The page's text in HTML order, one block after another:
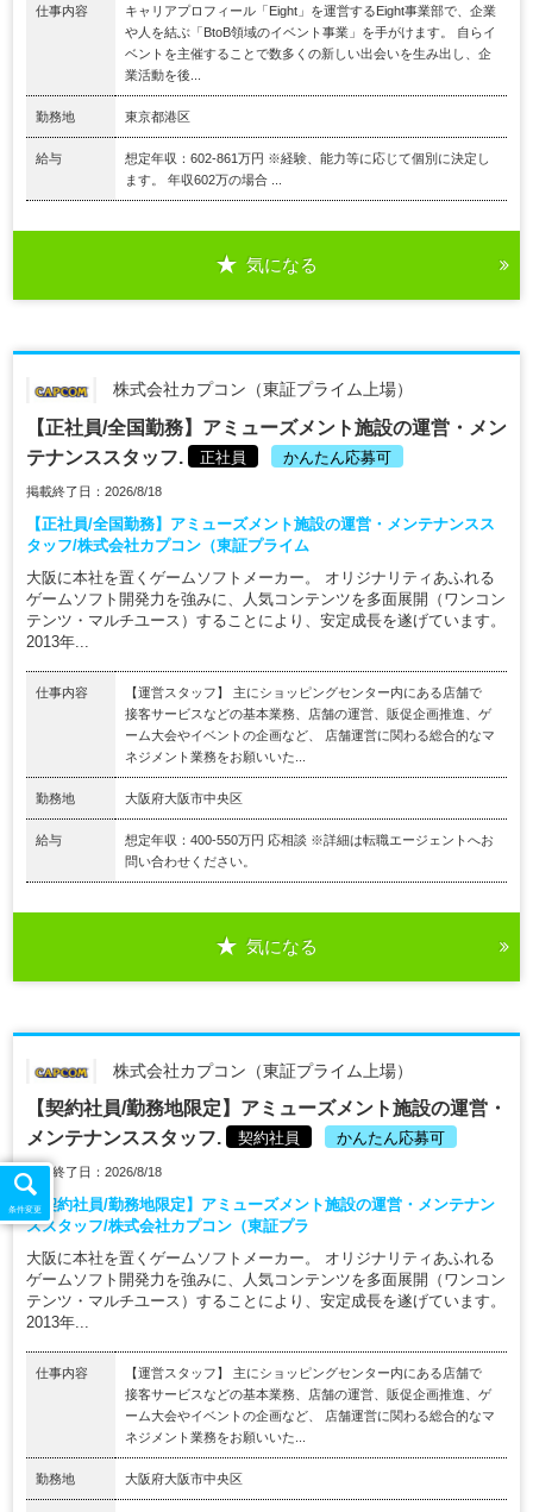
仕事内容
キャリアプロフィール「Eight」を運営するEight事業部で、企業
や人を結ぶ「BtoB領域のイベント事業」を手がけます。 自らイ
ベントを主催することで数多くの新しい出会いを生み出し、企
業活動を後...
勤務地 東京都港区
給与
想定年収：602-861万円 ※経験、能力等に応じて個別に決定し
ます。 年収602万の場合 ...
気になる
株式会社カプコン（東証プライム上場）
【正社員/全国勤務】アミューズメント施設の運営・メン
テナンススタッフ.
正社員 かんたん応募可
掲載終了日：2026/8/18
【正社員/全国勤務】アミューズメント施設の運営・メンテナンスス
タッフ/株式会社カプコン（東証プライム
大阪に本社を置くゲームソフトメーカー。 オリジナリティあふれる
ゲームソフト開発力を強みに、人気コンテンツを多面展開（ワンコン
テンツ・マルチユース）することにより、安定成長を遂げています。
2013年...
仕事内容
【運営スタッフ】 主にショッピングセンター内にある店舗で
接客サービスなどの基本業務、店舗の運営、販促企画推進、ゲ
ーム大会やイベントの企画など、 店舗運営に関わる総合的なマ
ネジメント業務をお願いいた...
勤務地 大阪府大阪市中央区
給与
想定年収：400-550万円 応相談 ※詳細は転職エージェントへお
問い合わせください。
気になる
株式会社カプコン（東証プライム上場）
【契約社員/勤務地限定】アミューズメント施設の運営・
メンテナンススタッフ.
契約社員 かんたん応募可
掲載終了日：2026/8/18
【契約社員/勤務地限定】アミューズメント施設の運営・メンテナン
ススタッフ/株式会社カプコン（東証プラ
大阪に本社を置くゲームソフトメーカー。 オリジナリティあふれる
ゲームソフト開発力を強みに、人気コンテンツを多面展開（ワンコン
テンツ・マルチユース）することにより、安定成長を遂げています。
2013年...
仕事内容
【運営スタッフ】 主にショッピングセンター内にある店舗で
接客サービスなどの基本業務、店舗の運営、販促企画推進、ゲ
ーム大会やイベントの企画など、 店舗運営に関わる総合的なマ
ネジメント業務をお願いいた...
勤務地 大阪府大阪市中央区
条件変更